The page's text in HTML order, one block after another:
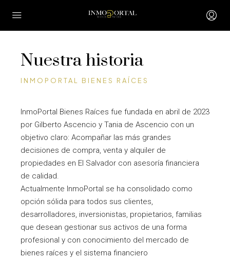
Nuestra historia
INMOPORTAL BIENES RAÍCES
InmoPortal Bienes Raíces fue fundada en abril de 2023
por Gilberto Ascencio y Tania de Ascencio con un
objetivo claro: Acompañar las más grandes
decisiones de compra, venta y alquiler de
propiedades en El Salvador con asesoría financiera
de calidad.
Actualmente InmoPortal se ha consolidado como
opción sólida para todos sus clientes,
desarrolladores, inversionistas, propietarios, familias
que desean gestionar sus activos de una forma
profesional y con conocimiento del mercado de
bienes raíces y el sistema financiero